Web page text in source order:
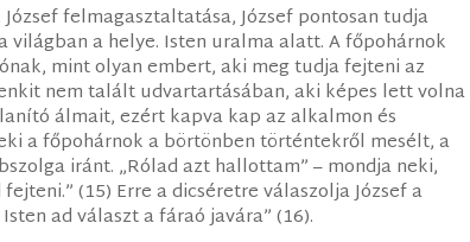
felmagasztaltatása, József pontosan tudja
világban a helye. Isten uralma alatt. A főpohárnok
mint olyan embert, aki meg tudja fejteni az
nem talált udvartartásában, aki képes lett volna
álmait, ezért kapva kap az alkalmon és
a főpohárnok a börtönben történtekről mesélt, a
iránt. „Rólad azt hallottam” – mondja neki,
(15) Erre a dicséretre válaszolja József a
ad választ a fáraó javára” (16).